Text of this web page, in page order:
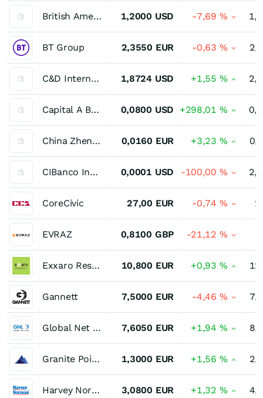
British American Tobacco (Malaysia) Bhd 1,2000 USD -7,69 %
BT Group 2,3550 EUR -0,63 %
C&D International Investment Group 1,8724 USD +1,55 %
Capital A Berhad 0,0800 USD +298,01 %
China ZhengTong Auto Services Holdings 0,0160 EUR +3,23 %
CIBanco Institucion de Banca Multiple Certificados Bursatiles Fiduciarios Inmobiliario 0,0001 USD -100,00 %
CoreCivic 27,00 EUR -0,74 %
EVRAZ 0,8100 GBP -21,12 %
Exxaro Resources 10,800 EUR +0,93 %
Gannett 7,5000 EUR -4,46 %
Global Net Lease 7,6050 EUR +1,94 %
Granite Point Mortgage Trust 1,3000 EUR +1,56 %
Harvey Norman Holdings 3,0800 EUR +1,32 %